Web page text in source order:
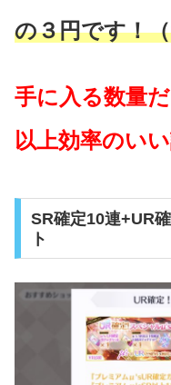
の３円です！
手に入る数量
以上効率のい
SR確定10連+UR
ト